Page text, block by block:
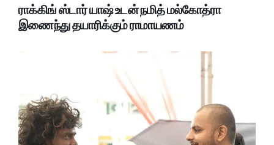
ராக்கிங் ஸ்டார் யாஷ் உடன் நமித் மல்கோத்ரா
இணைந்து தயாரிக்கும் ராமாயணம்